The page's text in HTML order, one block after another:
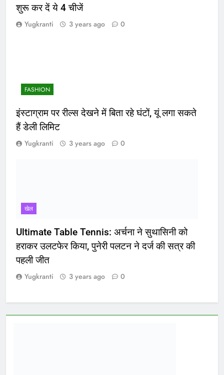
शुरू कर दें ये 4 चीजें
Yugkranti 3 years ago 0
FASHION
इंस्टाग्राम पर रील्स देखने में बिता रहे घंटों, यूं लगा सकते
हैं डेली लिमिट
Yugkranti 3 years ago 0
खेल
Ultimate Table Tennis: अर्चना ने सुथासिनी को
हराकर उलटफेर किया, पुनेरी पलटन ने दर्ज की सत्र की
पहली जीत
Yugkranti 3 years ago 0